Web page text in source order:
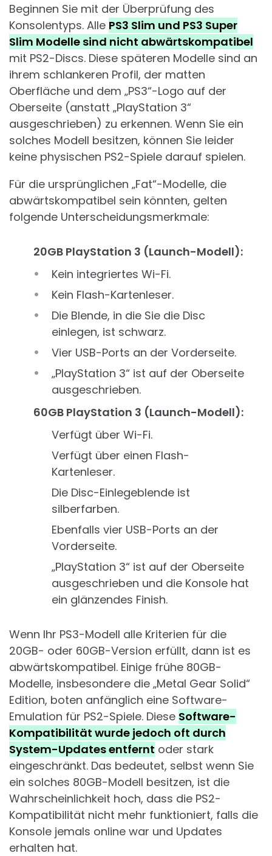
Beginnen Sie mit der Überprüfung des
Konsolentyps. Alle PS3 Slim und PS3 Super
Slim Modelle sind nicht abwärtskompatibel
mit PS2-Discs. Diese späteren Modelle sind an
ihrem schlankeren Profil, der matten
Oberfläche und dem „PS3“-Logo auf der
Oberseite (anstatt „PlayStation 3“
ausgeschrieben) zu erkennen. Wenn Sie ein
solches Modell besitzen, können Sie leider
keine physischen PS2-Spiele darauf spielen.
Für die ursprünglichen „Fat“-Modelle, die
abwärtskompatibel sein könnten, gelten
folgende Unterscheidungsmerkmale:
20GB PlayStation 3 (Launch-Modell):
Kein integriertes Wi-Fi.
Kein Flash-Kartenleser.
Die Blende, in die Sie die Disc
einlegen, ist schwarz.
Vier USB-Ports an der Vorderseite.
„PlayStation 3“ ist auf der Oberseite
ausgeschrieben.
60GB PlayStation 3 (Launch-Modell):
Verfügt über Wi-Fi.
Verfügt über einen Flash-
Kartenleser.
Die Disc-Einlegeblende ist
silberfarben.
Ebenfalls vier USB-Ports an der
Vorderseite.
„PlayStation 3“ ist auf der Oberseite
ausgeschrieben und die Konsole hat
ein glänzendes Finish.
Wenn Ihr PS3-Modell alle Kriterien für die
20GB- oder 60GB-Version erfüllt, dann ist es
abwärtskompatibel. Einige frühe 80GB-
Modelle, insbesondere die „Metal Gear Solid“
Edition, boten anfänglich eine Software-
Emulation für PS2-Spiele. Diese Software-
Kompatibilität wurde jedoch oft durch
System-Updates entfernt oder stark
eingeschränkt. Das bedeutet, selbst wenn Sie
ein solches 80GB-Modell besitzen, ist die
Wahrscheinlichkeit hoch, dass die PS2-
Kompatibilität nicht mehr funktioniert, falls die
Konsole jemals online war und Updates
erhalten hat.